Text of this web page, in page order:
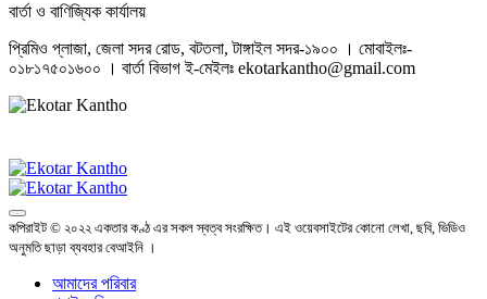
বার্তা ও বাণিজ্যিক কার্যালয়
প্রিমিও প্লাজা, জেলা সদর রোড, বটতলা, টাঙ্গাইল সদর-১৯০০ । মোবাইলঃ-
০১৮১৭৫০১৬০০ । বার্তা বিভাগ ই-মেইলঃ ekotarkantho@gmail.com
কপিরাইট © ২০২২ একতার কণ্ঠ এর সকল স্বত্ব সংরক্ষিত। এই ওয়েবসাইটের কোনো লেখা, ছবি, ভিডিও
অনুমতি ছাড়া ব্যবহার বেআইনি ।
আমাদের পরিবার